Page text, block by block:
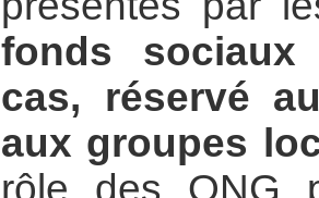
fonds
cas, réservé
aux groupes
rôle des ONG